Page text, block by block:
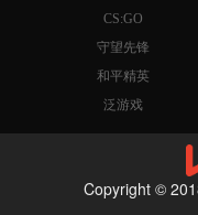
CS:GO
守望先锋
和平精英
泛游戏
Copyright ©